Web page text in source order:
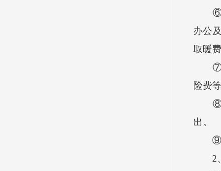
⑥机
办公
取暖
⑦工
险费
⑧商
出。
⑨对
2、